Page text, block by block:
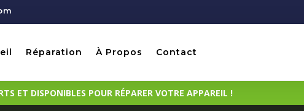
Réparation À Propos Contact
ET DISPONIBLES POUR RÉPARER VOTRE APPAREIL !